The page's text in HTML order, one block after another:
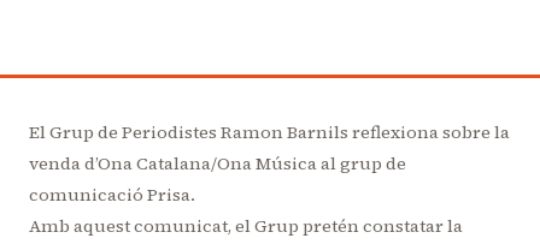
El Grup de Periodistes Ramon Barnils reflexiona sobre la
venda d’Ona Catalana/Ona Música al grup de
comunicació Prisa.
Amb aquest comunicat, el Grup pretén constatar la